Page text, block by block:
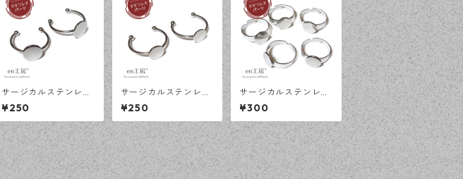
サージカルステンレス
10ｍｍ 平皿 オープン
リング台 シルバー 2個
アレルギー対応 アクセ
サリーパーツ ハンドメ
イド資材 【en工房】
¥250
サージカルステンレス
8ｍｍ 平皿 オープンリ
ング台 シルバー 2個
アレルギー対応 アクセ
サリーパーツ ハンドメ
イド資材 【en工房】
¥250
サージカルステンレス
10ｍｍ 平皿 フリーサ
イズ リング台 シルバ
ー 5個 アレルギー対応
アクセサリーパーツ ハ
ンドメイド資材 【en
工房】
¥300